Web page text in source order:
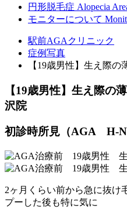
円形脱毛症 Alopecia
モニターについて
駅前AGAクリニック
症例写真
【19歳男性】生え際
【19歳男性】生え際の
沢院
初診時所見（AGA H-
2ヶ月くらい前から急に抜け
プーした後も特に気に